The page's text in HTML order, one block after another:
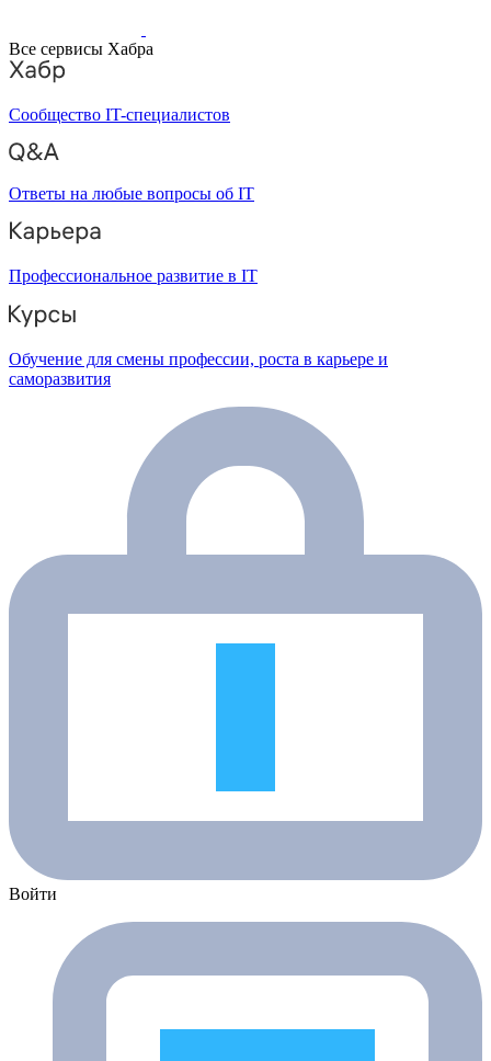
Все сервисы Хабра
Сообщество IT-специалистов
Ответы на любые вопросы об IT
Профессиональное развитие в IT
Обучение для смены профессии, роста в карьере и
саморазвития
Войти